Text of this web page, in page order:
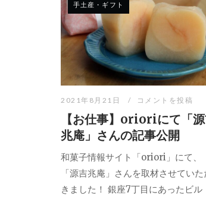
手土産・ギフト
2021年8月21日 コメントを投稿
【お仕事】orioriにて「
兆庵」さんの記事公開
和菓子情報サイト「oriori」にて、
「源吉兆庵」さんを取材させていた
きました！ 銀座7丁目にあったビル